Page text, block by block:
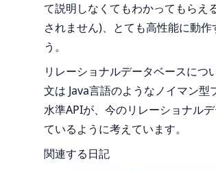
て説明しなくてもわかってもらえ
されません)、とても高性能に動
う。
リレーショナルデータベースにつ
文は Java言語のようなノイマン
水準APIが、今のリレーショナル
ているように考えています。
関連する日記